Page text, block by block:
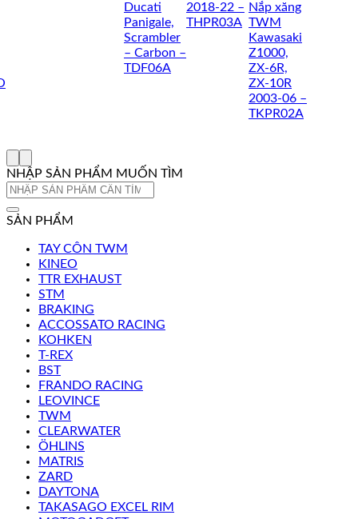
Ducati
Panigale,
Scrambler
– Carbon –
TDF06A
2018-22 –
THPR03A
Nắp xăng
TWM
Kawasaki
Z1000,
ZX-6R,
ZX-10R
2003-06 –
TKPR02A
NHẬP SẢN PHẨM MUỐN TÌM
Tìm
SẢN PHẨM
TAY CÔN TWM
KINEO
TTR EXHAUST
STM
BRAKING
ACCOSSATO RACING
KOHKEN
T-REX
BST
FRANDO RACING
LEOVINCE
TWM
CLEARWATER
ÖHLINS
MATRIS
ZARD
DAYTONA
TAKASAGO EXCEL RIM